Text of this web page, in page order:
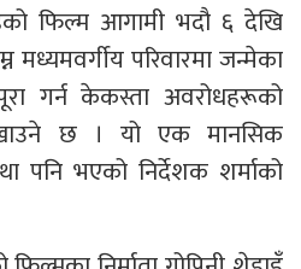
फिल्म आगामी भदौ ६ देखि
मध्यमवर्गीय परिवारमा जन्मेका
गर्न केकस्ता अवरोधहरूको
छ । यो एक मानसिक
पनि भएको निर्देशक शर्माको